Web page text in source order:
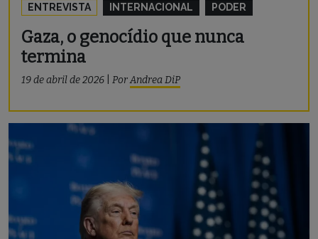
ENTREVISTA INTERNACIONAL PODER
Gaza, o genocídio que nunca
termina
19 de abril de 2026 PorAndrea DiP